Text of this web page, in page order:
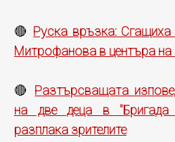
🔴 Руска връзка:
Митрофанова в центъра
🔴 Разтърсващата
на две деца в
разплака зрителите